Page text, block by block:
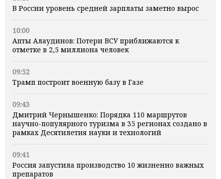
В России уровень средней зарплаты заметно вырос
10:00
Апты Алаудинов: Потери ВСУ приближаются к
отметке в 2,5 миллиона человек
09:52
Трамп построит военную базу в Газе
09:43
Дмитрий Чернышенко: Порядка 110 маршрутов
научно-популярного туризма в 35 регионах создано в
рамках Десятилетия науки и технологий
09:41
Россия запустила производство 10 жизненно важных
препаратов